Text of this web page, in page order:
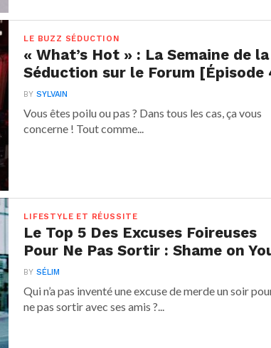
LE BUZZ SÉDUCTION
« What’s Hot » : La Semaine de la
Séduction sur le Forum [Épisode
BYSYLVAIN
Vous êtes poilu ou pas ? Dans tous les cas, ça vous
concerne ! Tout comme...
LIFESTYLE ET RÉUSSITE
Le Top 5 Des Excuses Foireuses
Pour Ne Pas Sortir : Shame on
BYSÉLIM
Qui n’a pas inventé une excuse de merde un soir
ne pas sortir avec ses amis ?...